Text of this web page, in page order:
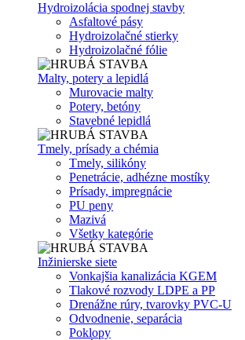
Hydroizolácia spodnej stavby
Asfaltové pásy
Hydroizolačné stierky
Hydroizolačné fólie
Malty, potery a lepidlá
Murovacie malty
Potery, betóny
Stavebné lepidlá
Tmely, prísady a chémia
Tmely, silikóny
Penetrácie, adhézne mostíky
Prísady, impregnácie
PU peny
Mazivá
Všetky kategórie
Inžinierske siete
Vonkajšia kanalizácia KGEM
Tlakové rozvody LDPE a PP
Drenážne rúry, tvarovky PVC-U
Odvodnenie, separácia
Poklopy